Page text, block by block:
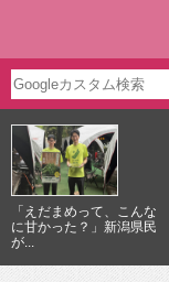
「えだまめって、こんな
に甘かった？」新潟県民
が...